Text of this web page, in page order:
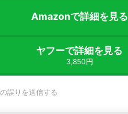
Amazonで詳細を見る
ヤフーで詳細を見る
3,850円
誤りを送信する